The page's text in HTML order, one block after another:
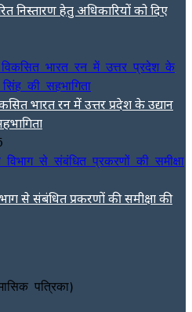
निस्तारण हेतु अधिकारियों को दिए
भारत रन में उत्तर प्रदेश के उद्यान
से संबंधित प्रकरणों की समीक्षा की
पत्रिका)